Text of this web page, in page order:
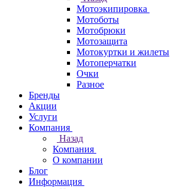
Мотоэкипировка
Мотоботы
Мотобрюки
Мотозащита
Мотокуртки и жилеты
Мотоперчатки
Очки
Разное
Бренды
Акции
Услуги
Компания
Назад
Компания
О компании
Блог
Информация